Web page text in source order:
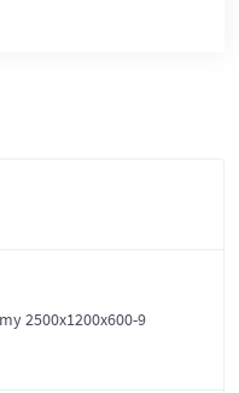
2500x1200x600-9